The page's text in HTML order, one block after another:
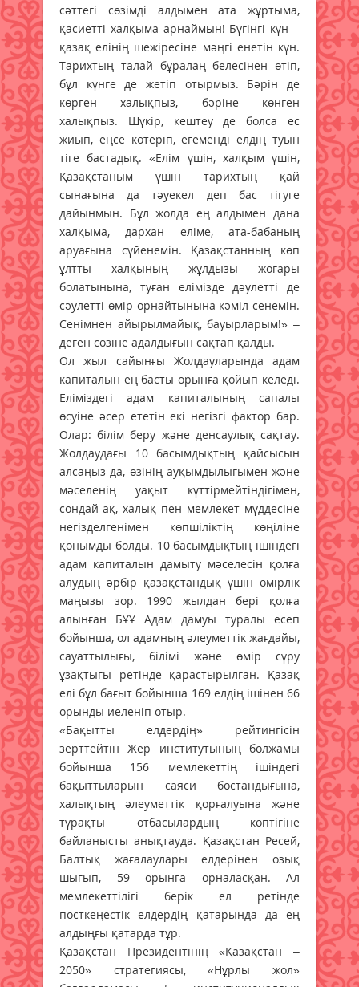
сәттегі сөзімді алдымен ата жұртыма,
қасиетті халқыма арнаймын! Бүгінгі күн –
қазақ елінің шежіресіне мәңгі енетін күн.
Тарихтың талай бұралаң белесінен өтіп,
бұл күнге де жетіп отырмыз. Бәрін де
көрген халықпыз, бәріне көнген
халықпыз. Шүкір, кештеу де болса ес
жиып, еңсе көтеріп, егеменді елдің туын
тіге бастадық. «Елім үшін, халқым үшін,
Қазақстаным үшін тарихтың қай
сынағына да тәуекел деп бас тігуге
дайынмын. Бұл жолда ең алдымен дана
халқыма, дархан еліме, ата-бабаның
аруағына сүйенемін. Қазақстанның көп
ұлтты халқының жұлдызы жоғары
болатынына, туған елімізде дәулетті де
сәулетті өмір орнайтынына кәміл сенемін.
Сенімнен айырылмайық, бауырларым!» –
деген сөзіне адалдығын сақтап қалды.
Ол жыл сайынғы Жолдауларында адам
капиталын ең басты орынға қойып келеді.
Еліміздегі адам капиталының сапалы
өсуіне әсер ететін екі негізгі фактор бар.
Олар: білім беру және денсаулық сақтау.
Жолдаудағы 10 басымдықтың қайсысын
алсаңыз да, өзінің ауқымдылығымен және
мәселенің уақыт күттірмейтіндігімен,
сондай-ақ, халық пен мемлекет мүддесіне
негізделгенімен көпшіліктің көңіліне
қонымды болды. 10 басымдықтың ішіндегі
адам капиталын дамыту мәселесін қолға
алудың әрбір қазақстандық үшін өмірлік
маңызы зор. 1990 жылдан бері қолға
алынған БҰҰ Адам дамуы туралы есеп
бойынша, ол адамның әлеуметтік жағдайы,
сауаттылығы, білімі және өмір сүру
ұзақтығы ретінде қарастырылған. Қазақ
елі бұл бағыт бойынша 169 елдің ішінен 66
орынды иеленіп отыр.
«Бақытты елдердің» рейтингісін
зерттейтін Жер институтының болжамы
бойынша 156 мемлекеттің ішіндегі
бақыттыларын саяси бостандығына,
халықтың әлеуметтік қорғалуына және
тұрақты отбасылардың көптігіне
байланысты анықтауда. Қазақстан Ресей,
Балтық жағалаулары елдерінен озық
шығып, 59 орынға орналасқан. Ал
мемлекеттілігі берік ел ретінде
посткеңестік елдердің қатарында да ең
алдыңғы қатарда тұр.
Қазақстан Президентінің «Қазақстан –
2050» стратегиясы, «Нұрлы жол»